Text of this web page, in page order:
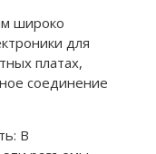
широко
для
платах,
соединение
В